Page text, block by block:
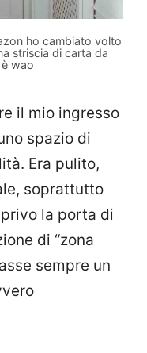
ho cambiato volto
striscia di carta da
wao
il mio ingresso
spazio di
Era pulito,
soprattutto
la porta di
di “zona
sempre un